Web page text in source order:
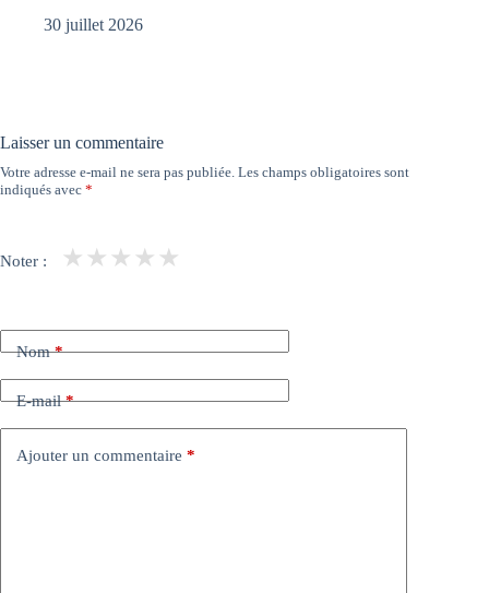
30 juillet 2026
Laisser un commentaire
Votre adresse e-mail ne sera pas publiée. Les champs obligatoires sont
indiqués avec *
Noter : ★
★
★
★
★
Nom*
E-mail*
Ajouter un commentaire *